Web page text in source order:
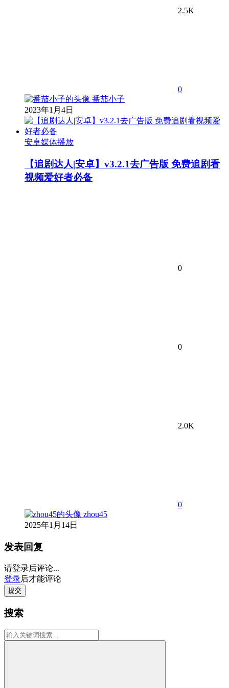
2.5K
0
番茄小子
2023年1月4日
安卓媒体播放
【追剧达人|安卓】v3.2.1去广告版 免费追剧看
视频爱好者必备
0
0
2.0K
0
zhou45
2025年1月14日
发表回复
请登录后评论...
登录后才能评论
提交
搜索